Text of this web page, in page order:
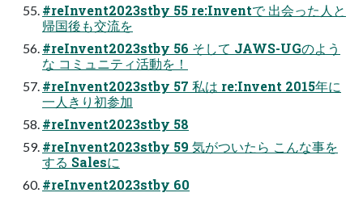
#reInvent2023stby 55 re:Inventで 出会った人と
帰国後も交流を
#reInvent2023stby 56 そして JAWS-UGのよう
な コミュニティ活動を！
#reInvent2023stby 57 私は re:Invent 2015年に
一人きり初参加
#reInvent2023stby 58
#reInvent2023stby 59 気がついたら こんな事を
する Salesに
#reInvent2023stby 60